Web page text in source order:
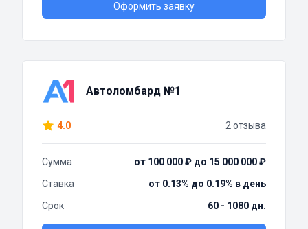
Оформить заявку
Автоломбард №1
4.0 2 отзыва
Сумма
от 100 000 ₽ до 15 000 000 ₽
Ставка
от 0.13% до 0.19% в день
Срок
60 - 1080 дн.